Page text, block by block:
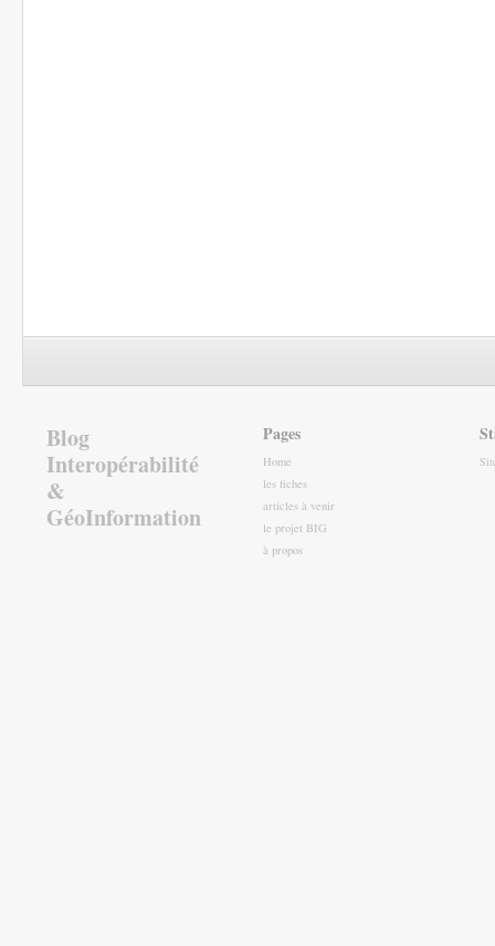
Blog
Interopérabilité
&
GéoInformation
Pages
Home
les fiches
articles à venir
le projet BIG
à propos